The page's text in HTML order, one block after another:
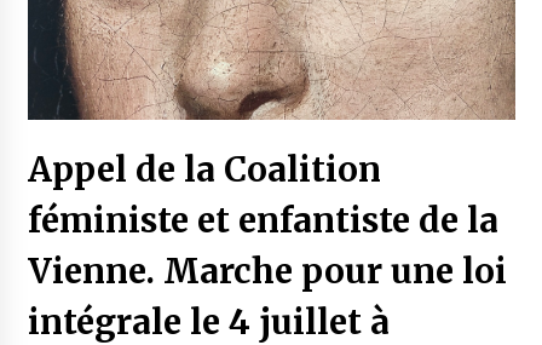
Appel de la Coalition
féministe et enfantiste de la
Vienne. Marche pour une loi
intégrale le 4 juillet à